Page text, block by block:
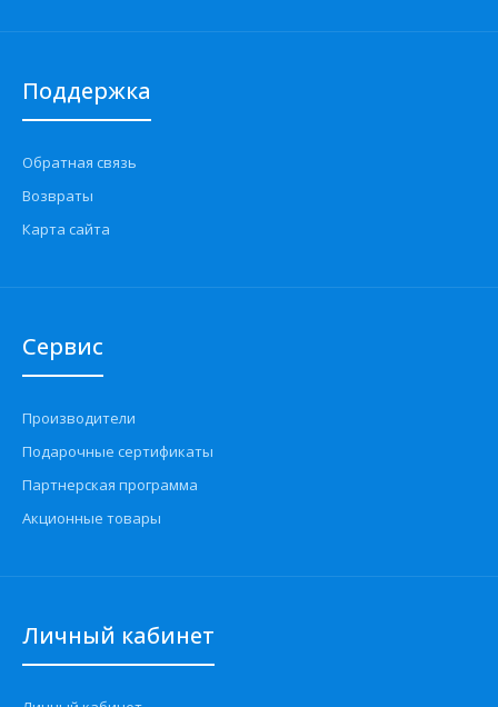
Поддержка
Обратная связь
Возвраты
Карта сайта
Сервис
Производители
Подарочные сертификаты
Партнерская программа
Акционные товары
Личный кабинет